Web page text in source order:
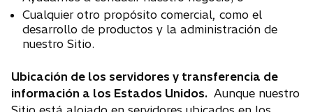
Cualquier otro propósito comercial, como el
desarrollo de productos y la administración de
nuestro Sitio.
Ubicación de los servidores y transferencia de
información a los Estados Unidos. Aunque nuestro